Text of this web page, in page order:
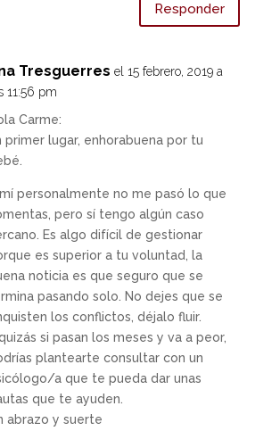
Responder
Tresguerres el 15 febrero, 2019 a
11:56 pm
Carme:
primer lugar, enhorabuena por tu
personalmente no me pasó lo que
pero sí tengo algún caso
Es algo difícil de gestionar
es superior a tu voluntad, la
noticia es que seguro que se
pasando solo. No dejes que se
los conflictos, déjalo fluir.
si pasan los meses y va a peor,
plantearte consultar con un
a que te pueda dar unas
que te ayuden.
abrazo y suerte